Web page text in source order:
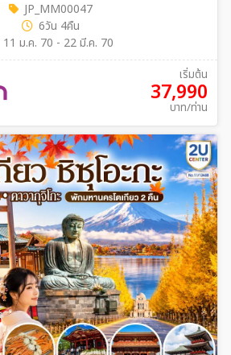
JP_MM00047
6วัน 4คืน
11 ม.ค. 70 - 22 มี.ค. 70
เริ่มต้น
37,990
บาท/ท่าน